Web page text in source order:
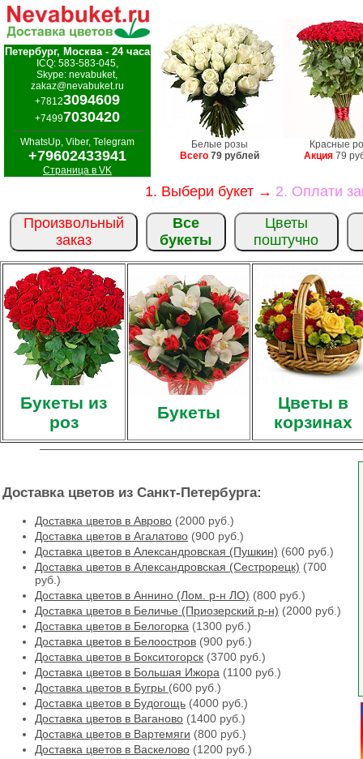
Петербург, Москва - 24 часа
ICQ: 583-583-045,
Skype: nevabuket,
zakaz@nevabuket.ru
+78123094609
+74997030420
WhatsUp, Viber, Telegram
+79602433941
Страница в VK
Белые розы
Всего 79 рублей
Красные
Акция 79
1. Выбери букет → 2. Оплати
Произвольный
заказ
Все
букеты
Цветы
поштучно
Букеты из
роз
Букеты
Цветы в
корзинах
Доставка цветов из Санкт-Петербурга:
Доставка цветов в Аврово (2000 руб.)
Доставка цветов в Агалатово (900 руб.)
Доставка цветов в Александровская (Пушкин) (600 руб.)
Доставка цветов в Александровская (Сестрорецк) (700
руб.)
Доставка цветов в Аннино (Лом. р-н ЛО) (800 руб.)
Доставка цветов в Беличье (Приозерский р-н) (2000 руб.)
Доставка цветов в Белогорка (1300 руб.)
Доставка цветов в Белоостров (900 руб.)
Доставка цветов в Бокситогорск (3700 руб.)
Доставка цветов в Большая Ижора (1100 руб.)
Доставка цветов в Бугры (600 руб.)
Доставка цветов в Будогощь (4000 руб.)
Доставка цветов в Ваганово (1400 руб.)
Доставка цветов в Вартемяги (800 руб.)
Доставка цветов в Васкелово (1200 руб.)